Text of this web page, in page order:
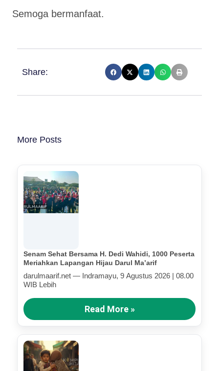
Semoga bermanfaat.
Share:
More Posts
Senam Sehat Bersama H. Dedi Wahidi, 1000 Peserta
Meriahkan Lapangan Hijau Darul Ma’arif
darulmaarif.net — Indramayu, 9 Agustus 2026 | 08.00
WIB Lebih
Read More »